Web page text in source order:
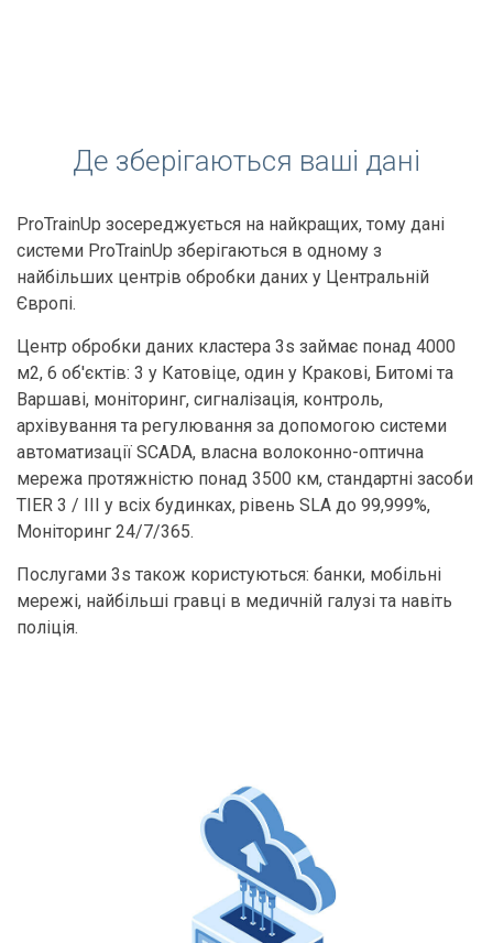
Де зберігаються ваші дані
ProTrainUp зосереджується на найкращих, тому дані
системи ProTrainUp зберігаються в одному з
найбільших центрів обробки даних у Центральній
Європі.
Центр обробки даних кластера 3s займає понад 4000
м2, 6 об'єктів: 3 у Катовіце, один у Кракові, Битомі та
Варшаві, моніторинг, сигналізація, контроль,
архівування та регулювання за допомогою системи
автоматизації SCADA, власна волоконно-оптична
мережа протяжністю понад 3500 км, стандартні засоби
TIER 3 / III у всіх будинках, рівень SLA до 99,999%,
Моніторинг 24/7/365.
Послугами 3s також користуються: банки, мобільні
мережі, найбільші гравці в медичній галузі та навіть
поліція.